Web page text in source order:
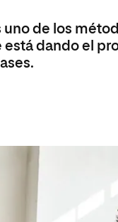
uno de los
está dando el